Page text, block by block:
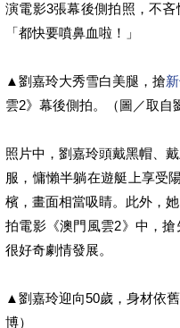
演電影3張幕後側拍照，不
「都快要噴鼻血啦！」
▲劉嘉玲大秀雪白美腿，搶
雲2》幕後側拍。（圖／取自
照片中，劉嘉玲頭戴黑帽、
服，慵懶半躺在遊艇上享受
檳，畫面相當吸睛。此外，
拍電影《澳門風雲2》中，
很好奇劇情發展。
▲劉嘉玲迎向50歲，身材依
博）